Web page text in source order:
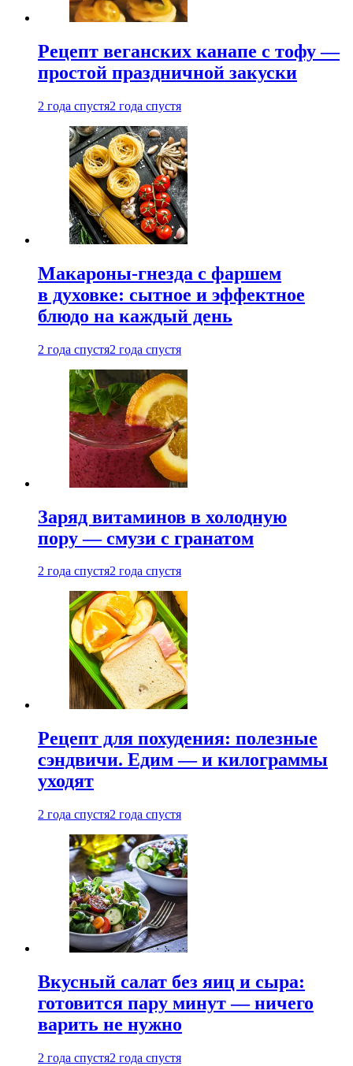
Рецепт веганских канапе с тофу —
простой праздничной закуски
2 года спустя2 года спустя
Макароны-гнезда с фаршем
в духовке: сытное и эффектное
блюдо на каждый день
2 года спустя2 года спустя
Заряд витаминов в холодную
пору — смузи с гранатом
2 года спустя2 года спустя
Рецепт для похудения: полезные
сэндвичи. Едим — и килограммы
уходят
2 года спустя2 года спустя
Вкусный салат без яиц и сыра:
готовится пару минут — ничего
варить не нужно
2 года спустя2 года спустя